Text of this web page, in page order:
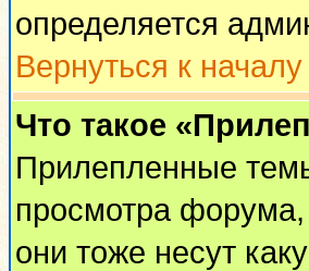
определяется
Вернуться к началу
Что такое
Прилепленные
просмотра
они тоже несут